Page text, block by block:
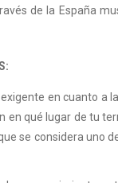
de la España
exigente en cuanto
en qué lugar de tu
se considera uno